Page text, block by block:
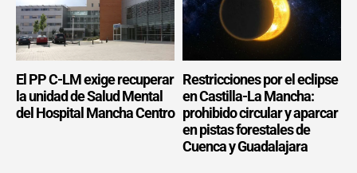
El PP C-LM exige recuperar
la unidad de Salud Mental
del Hospital Mancha Centro
Restricciones por el eclipse
en Castilla-La Mancha:
prohibido circular y aparcar
en pistas forestales de
Cuenca y Guadalajara